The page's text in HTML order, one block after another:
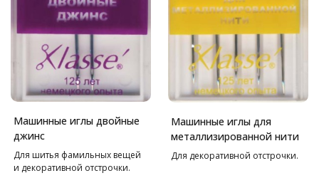
Машинные иглы двойные
джинс
Для шитья фамильных вещей
и декоративной отстрочки.
Машинные иглы для
металлизированной нити
Для декоративной отстрочки.